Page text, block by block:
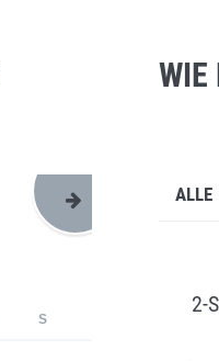
S
WIE
ALLE
2-